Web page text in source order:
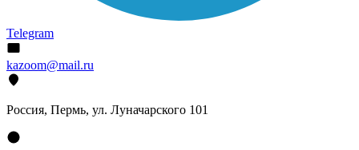
Telegram
kazoom@mail.ru
Россия, Пермь, ул. Луначарского 101